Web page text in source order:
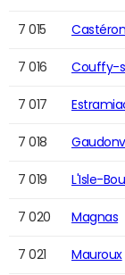
7 015 Castéron
7 016 Couffy-
7 017
7 018
7 019 L'Isle-
7 020 Magnas
7 021 Mauroux